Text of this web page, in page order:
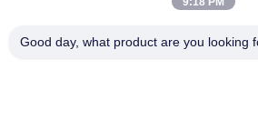
Good day, what product are you looking